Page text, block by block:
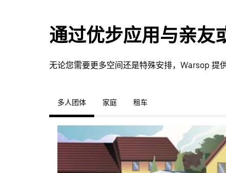
通过优步应用与亲友
无论您需要更多空间还是特殊安排，Warsop 提
多人团体 家庭 租车